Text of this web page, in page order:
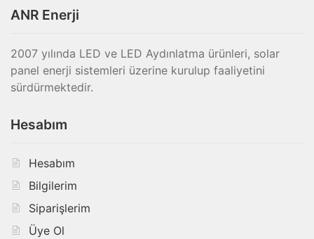
ANR Enerji
2007 yılında LED ve LED Aydınlatma ürünleri, solar
panel enerji sistemleri üzerine kurulup faaliyetini
sürdürmektedir.
Hesabım
Hesabım
Bilgilerim
Siparişlerim
Üye Ol